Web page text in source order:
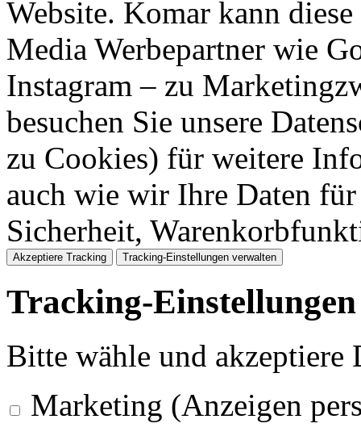
Website. Komar kann
Media Werbepartner wie
Instagram – zu
besuchen Sie unsere
zu Cookies) für weitere
auch wie wir Ihre Daten
Sicherheit,
Akzeptiere Tracking Tracking-Einstellungen verwalten
Tracking-
Bitte wähle und
Marketing (Anzeigen